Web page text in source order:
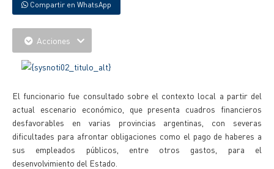
Compartir en WhatsApp
Acciones
El funcionario fue consultado sobre el contexto local a partir del
actual escenario económico, que presenta cuadros financieros
desfavorables en varias provincias argentinas, con severas
dificultades para afrontar obligaciones como el pago de haberes a
sus empleados públicos, entre otros gastos, para el
desenvolvimiento del Estado.